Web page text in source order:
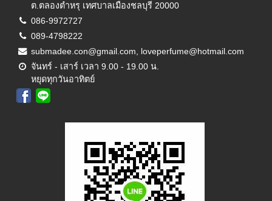
ต.ตลองตำหรุ เทศบาลเมืองชลบุรี 20000
086-9972727
089-4798222
submadee.con@gmail.com, loveperfume@hotmail.com
จันทร์ - เสาร์ เวลา 9.00 - 19.00 น.
หยุดทุกวันอาทิตย์